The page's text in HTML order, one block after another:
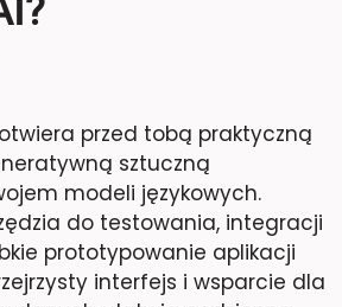
przed tobą praktyczną
sztuczną
modeli językowych.
do testowania, integracji
prototypowanie aplikacji
interfejs i wsparcie dla